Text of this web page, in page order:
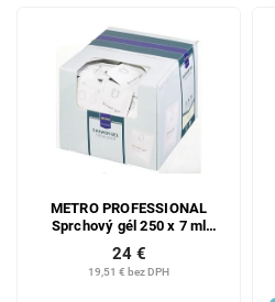
METRO PROFESSIONAL
Sprchový gél 250 x 7 ml
vrecká
19,51 € bez DPH
24 €